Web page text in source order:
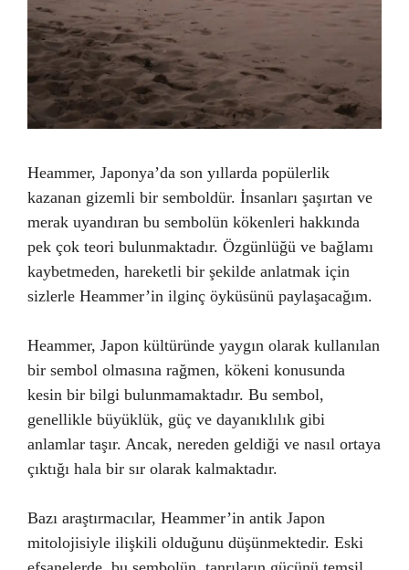
Heammer, Japonya’da son yıllarda popülerlik
kazanan gizemli bir semboldür. İnsanları şaşırtan ve
merak uyandıran bu sembolün kökenleri hakkında
pek çok teori bulunmaktadır. Özgünlüğü ve bağlamı
kaybetmeden, hareketli bir şekilde anlatmak için
sizlerle Heammer’in ilginç öyküsünü paylaşacağım.
Heammer, Japon kültüründe yaygın olarak kullanılan
bir sembol olmasına rağmen, kökeni konusunda
kesin bir bilgi bulunmamaktadır. Bu sembol,
genellikle büyüklük, güç ve dayanıklılık gibi
anlamlar taşır. Ancak, nereden geldiği ve nasıl ortaya
çıktığı hala bir sır olarak kalmaktadır.
Bazı araştırmacılar, Heammer’in antik Japon
mitolojisiyle ilişkili olduğunu düşünmektedir. Eski